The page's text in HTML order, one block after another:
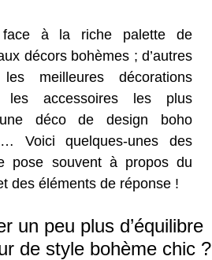
face à la riche palette de
décors bohèmes ; d’autres
meilleures décorations
accessoires les plus
déco de design boho
Voici quelques-unes des
pose souvent à propos du
des éléments de réponse !
un peu plus d’équilibre
de style bohème chic ?